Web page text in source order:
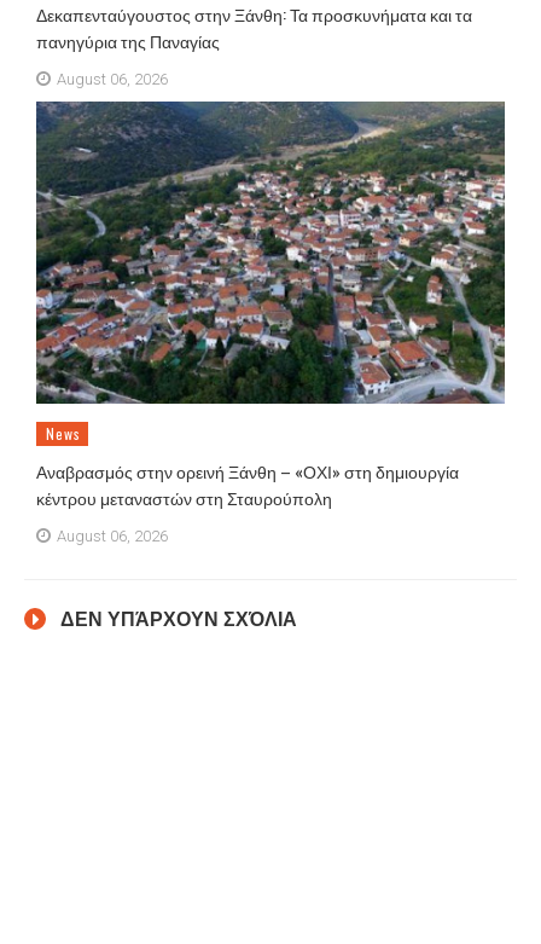
Δεκαπενταύγουστος στην Ξάνθη: Τα προσκυνήματα και τα
πανηγύρια της Παναγίας
August 06, 2026
News
Αναβρασμός στην ορεινή Ξάνθη – «ΟΧΙ» στη δημιουργία
κέντρου μεταναστών στη Σταυρούπολη
August 06, 2026
ΔΕΝ ΥΠΆΡΧΟΥΝ ΣΧΌΛΙΑ